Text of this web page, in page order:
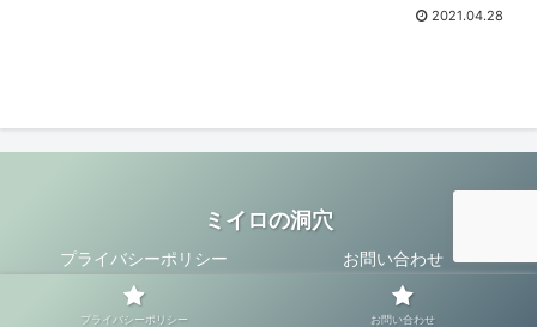
2021.04.28
ミイロの洞穴
プライバシーポリシー お問い合わせ
プライバシーポリシー お問い合わせ